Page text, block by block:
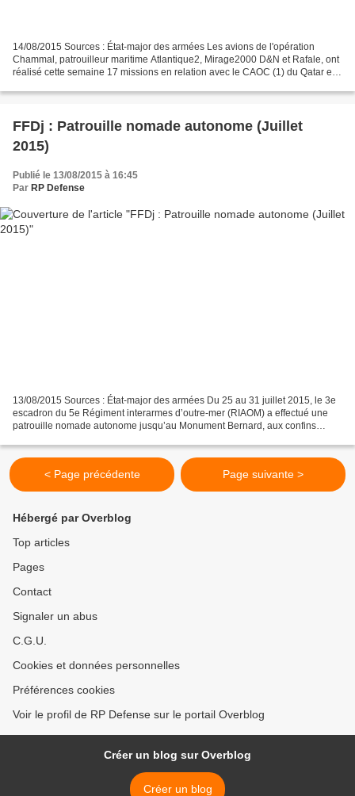
14/08/2015 Sources : État-major des armées Les avions de l'opération
Chammal, patrouilleur maritime Atlantique2, Mirage2000 D&N et Rafale, ont
réalisé cette semaine 17 missions en relation avec le CAOC (1) du Qatar et
FFDj : Patrouille nomade autonome (Juillet
2015)
Publié le 13/08/2015 à 16:45
Par RP Defense
13/08/2015 Sources : État-major des armées Du 25 au 31 juillet 2015, le 3e
escadron du 5e Régiment interarmes d’outre-mer (RIAOM) a effectué une
patrouille nomade autonome jusqu’au Monument Bernard, aux confins
< Page précédente Page suivante >
Hébergé par Overblog
Top articles
Pages
Contact
Signaler un abus
C.G.U.
Cookies et données personnelles
Préférences cookies
Voir le profil de RP Defense sur le portail Overblog
Créer un blog sur Overblog
Créer un blog